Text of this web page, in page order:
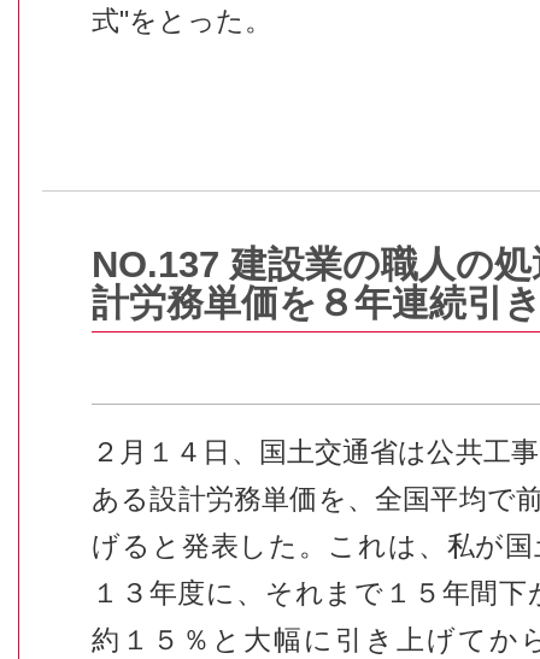
式"をとった。
NO.137 建設業の職人の
計労務単価を８年連続引
２月１４日、国土交通省は公共工
ある設計労務単価を、全国平均で
げると発表した。これは、私が
１３年度に、それまで１５年間
約１５％と大幅に引き上げてか